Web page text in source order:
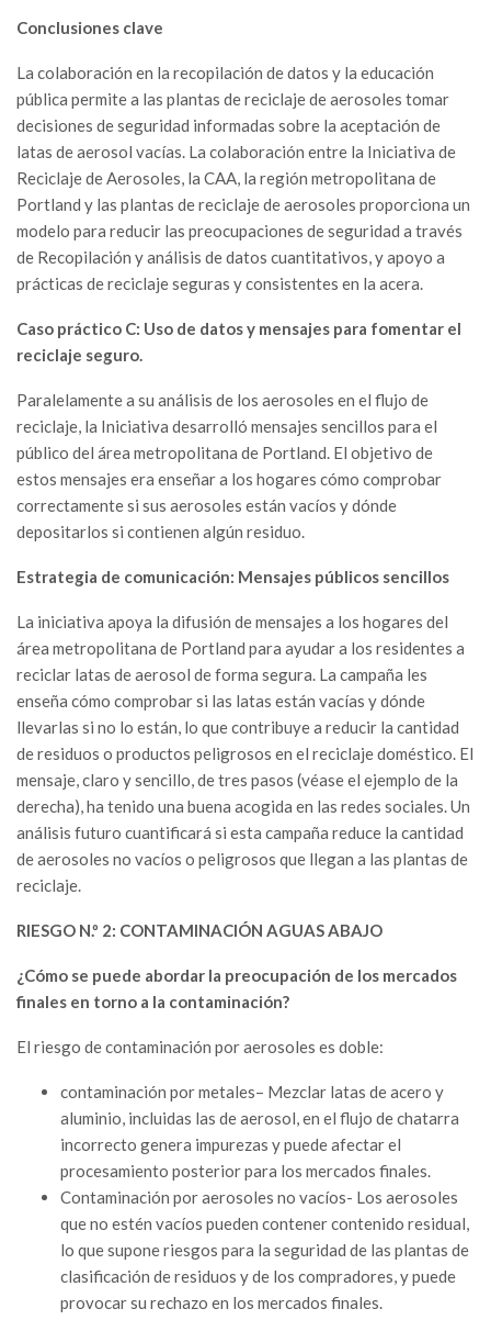
Conclusiones clave
La colaboración en la recopilación de datos y la educación
pública permite a las plantas de reciclaje de aerosoles tomar
decisiones de seguridad informadas sobre la aceptación de
latas de aerosol vacías. La colaboración entre la Iniciativa de
Reciclaje de Aerosoles, la CAA, la región metropolitana de
Portland y las plantas de reciclaje de aerosoles proporciona un
modelo para reducir las preocupaciones de seguridad a través
de Recopilación y análisis de datos cuantitativos, y apoyo a
prácticas de reciclaje seguras y consistentes en la acera.
Caso práctico C: Uso de datos y mensajes para fomentar el
reciclaje seguro.
Paralelamente a su análisis de los aerosoles en el flujo de
reciclaje, la Iniciativa desarrolló mensajes sencillos para el
público del área metropolitana de Portland. El objetivo de
estos mensajes era enseñar a los hogares cómo comprobar
correctamente si sus aerosoles están vacíos y dónde
depositarlos si contienen algún residuo.
Estrategia de comunicación: Mensajes públicos sencillos
La iniciativa apoya la difusión de mensajes a los hogares del
área metropolitana de Portland para ayudar a los residentes a
reciclar latas de aerosol de forma segura. La campaña les
enseña cómo comprobar si las latas están vacías y dónde
llevarlas si no lo están, lo que contribuye a reducir la cantidad
de residuos o productos peligrosos en el reciclaje doméstico. El
mensaje, claro y sencillo, de tres pasos (véase el ejemplo de la
derecha), ha tenido una buena acogida en las redes sociales. Un
análisis futuro cuantificará si esta campaña reduce la cantidad
de aerosoles no vacíos o peligrosos que llegan a las plantas de
reciclaje.
RIESGO N.º 2: CONTAMINACIÓN AGUAS ABAJO
¿Cómo se puede abordar la preocupación de los mercados
finales en torno a la contaminación?
El riesgo de contaminación por aerosoles es doble:
contaminación por metales– Mezclar latas de acero y
aluminio, incluidas las de aerosol, en el flujo de chatarra
incorrecto genera impurezas y puede afectar el
procesamiento posterior para los mercados finales.
Contaminación por aerosoles no vacíos- Los aerosoles
que no estén vacíos pueden contener contenido residual,
lo que supone riesgos para la seguridad de las plantas de
clasificación de residuos y de los compradores, y puede
provocar su rechazo en los mercados finales.